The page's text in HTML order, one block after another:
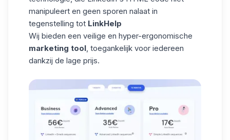
manipuleert en geen sporen nalaat in
tegenstelling tot LinkHelp
Wij bieden een veilige en hyper-ergonomische
marketing tool, toegankelijk voor iedereen
dankzij de lage prijs.